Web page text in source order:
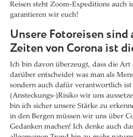
Reisen steht Zoom-Expeditions auch
garantieren wir euch!
Unsere Fotoreisen sind
Zeiten von Corona ist
Ich bin davon überzeugt, dass die Art
darüber entscheidet was man als
sondern auch dafür verantwortlich ist
(Ansteckungs-)Risiko wir uns
bin ich sicher unsere Stärke zu
in den Bergen müssen wir uns über
Gedanken machen! Ich denke auch